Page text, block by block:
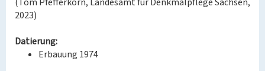
2023)
Datierung:
Erbauung 1974